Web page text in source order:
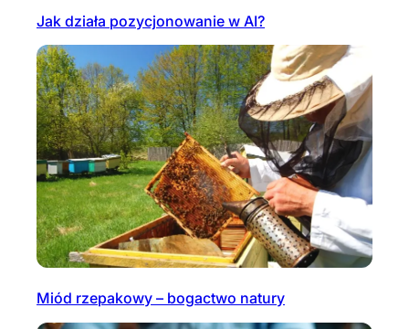
Jak działa pozycjonowanie w AI?
Miód rzepakowy – bogactwo natury